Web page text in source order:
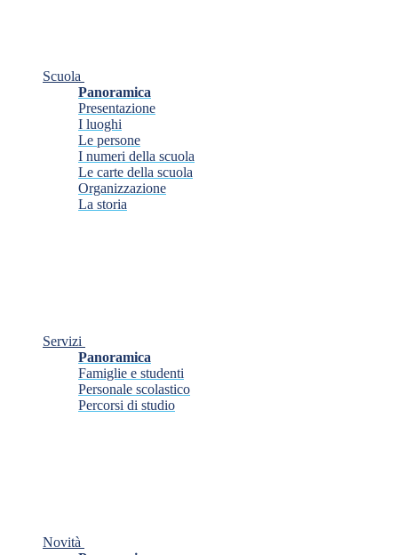
Scuola
Panoramica
Presentazione
I luoghi
Le persone
I numeri della scuola
Le carte della scuola
Organizzazione
La storia
Servizi
Panoramica
Famiglie e studenti
Personale scolastico
Percorsi di studio
Novità